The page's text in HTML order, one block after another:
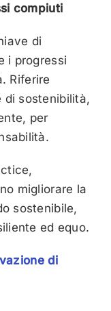
compiuti
di
i progressi
Riferire
di sostenibilità,
per
migliorare la
sostenibile,
ed equo.
di